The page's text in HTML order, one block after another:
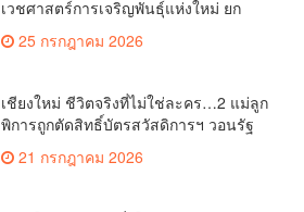
เวชศาสตร์การเจริญพันธุ์แห่งใหม่ ยก
ระดับเชียงใหม่สู่ ศูนย์กลางการรักษาผู้มี
บุตรยากของภูมิภาค(คลิป)
25 กรกฎาคม 2026
เชียงใหม่ ชีวิตจริงที่ไม่ใช่ละคร…2 แม่ลูก
พิการถูกตัดสิทธิ์บัตรสวัสดิการฯ วอนรัฐ
ทบทวนเกณฑ์ช่วยคนจน(คลิป)
21 กรกฎาคม 2026